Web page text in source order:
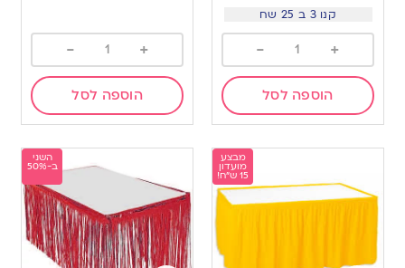
קנו 3 ב 25 שח
+
-
הוספה לסל
+
-
הוספה לסל
מבצע
מועדון
15 ש"ח!
השני
ב-50%